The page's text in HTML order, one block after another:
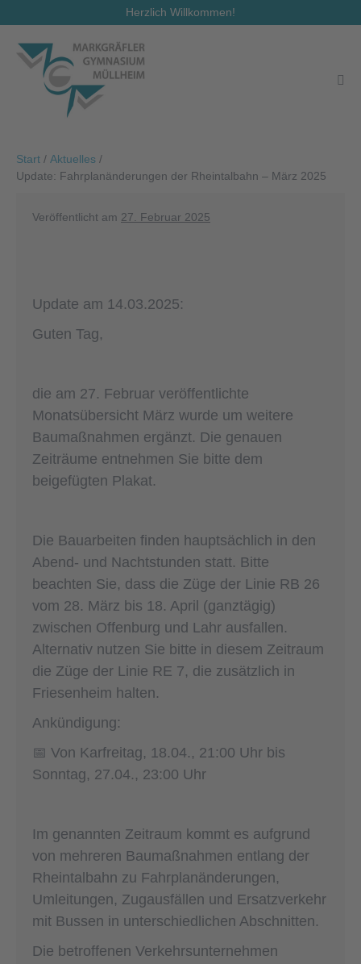
Inhalt
springen
Herzlich Willkommen!
Start / Aktuelles /
Update: Fahrplanänderungen der Rheintalbahn – März 2025
Veröffentlicht am 27. Februar 2025
Update am 14.03.2025:
Guten Tag,
die am 27. Februar veröffentlichte
Monatsübersicht März wurde um weitere
Baumaßnahmen ergänzt. Die genauen
Zeiträume entnehmen Sie bitte dem
beigefügten Plakat.
Die Bauarbeiten finden hauptsächlich in den
Abend- und Nachtstunden statt. Bitte
beachten Sie, dass die Züge der Linie RB 26
vom 28. März bis 18. April (ganztägig)
zwischen Offenburg und Lahr ausfallen.
Alternativ nutzen Sie bitte in diesem Zeitraum
die Züge der Linie RE 7, die zusätzlich in
Friesenheim halten.
Ankündigung:
📅 Von Karfreitag, 18.04., 21:00 Uhr bis
Sonntag, 27.04., 23:00 Uhr
Im genannten Zeitraum kommt es aufgrund
von mehreren Baumaßnahmen entlang der
Rheintalbahn zu Fahrplanänderungen,
Umleitungen, Zugausfällen und Ersatzverkehr
mit Bussen in unterschiedlichen Abschnitten.
Die betroffenen Verkehrsunternehmen